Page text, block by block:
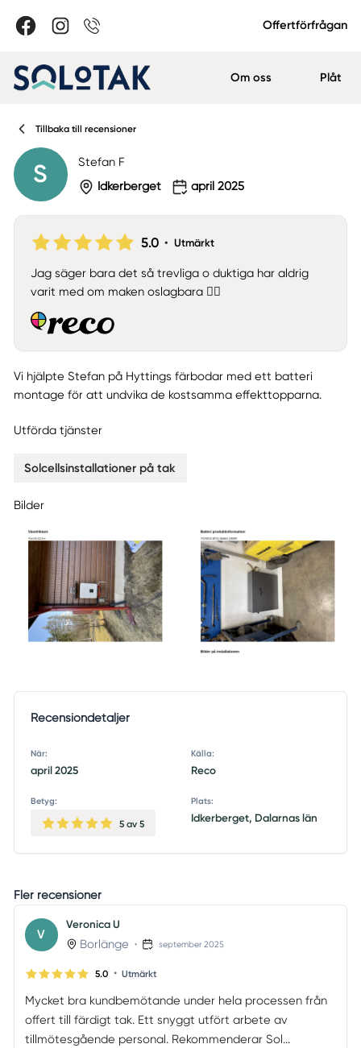
Offertförfrågan
Om oss Plåt
Tillbaka till recensioner
S
Stefan F
Idkerberget
april 2025
5.0 • Utmärkt
Jag säger bara det så trevliga o duktiga har aldrig
varit med om maken oslagbara 👍🏼
Vi hjälpte Stefan på Hyttings färbodar med ett batteri
montage för att undvika de kostsamma effekttopparna.
Utförda tjänster
Solcellsinstallationer på tak
Bilder
Recensiondetaljer
När:
april 2025
Källa:
Reco
Betyg:
5av 5
Plats:
Idkerberget, Dalarnas län
Fler recensioner
V
Veronica U
Borlänge • september 2025
5.0 • Utmärkt
Mycket bra kundbemötande under hela processen från
offert till färdigt tak. Ett snyggt utfört arbete av
tillmötesgående personal. Rekommenderar Sol...